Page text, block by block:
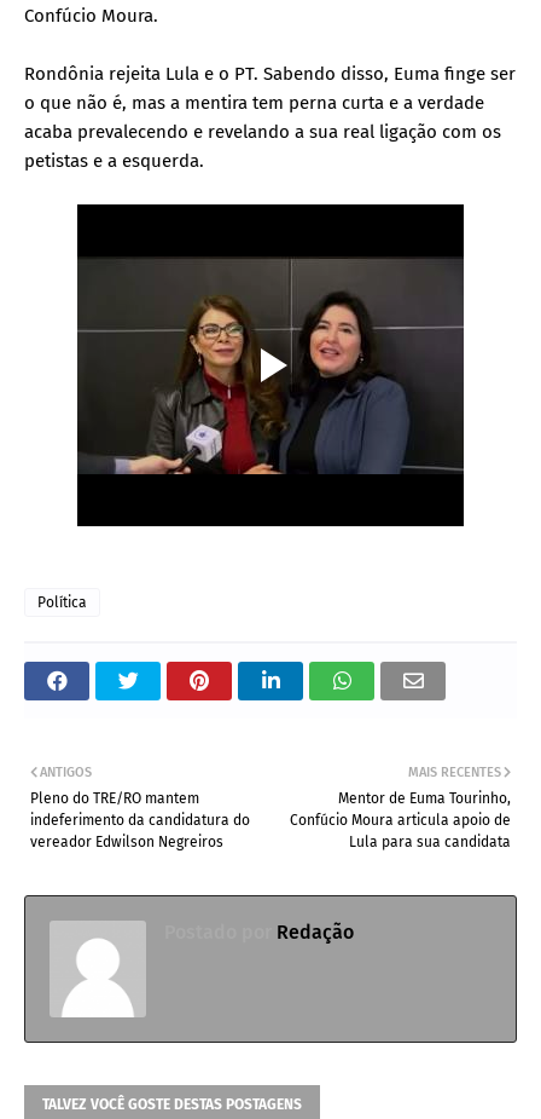
Confúcio Moura.
Rondônia rejeita Lula e o PT. Sabendo disso, Euma finge ser
o que não é, mas a mentira tem perna curta e a verdade
acaba prevalecendo e revelando a sua real ligação com os
petistas e a esquerda.
Política
MAIS RECENTES
Mentor de Euma Tourinho,
Confúcio Moura articula apoio de
Lula para sua candidata
ANTIGOS
Pleno do TRE/RO mantem
indeferimento da candidatura do
vereador Edwilson Negreiros
Redação
TALVEZ VOCÊ GOSTE DESTAS POSTAGENS